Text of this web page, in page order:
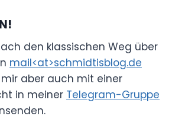
den klassischen Weg über
mail<at>schmidtisblog.de
aber auch mit einer
in meiner Telegram-Gruppe